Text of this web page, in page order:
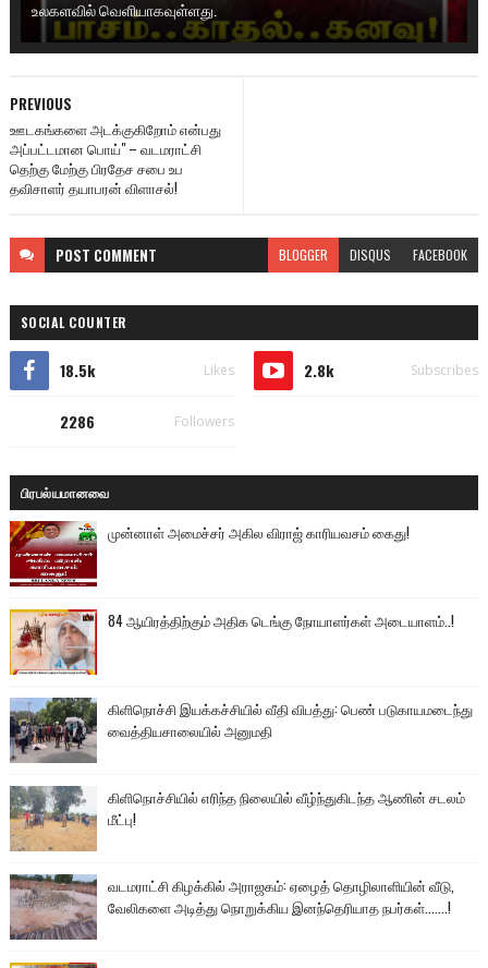
உலகளவில் வெளியாகவுள்ளது.
PREVIOUS
ஊடகங்களை அடக்குகிறோம் என்பது
அப்பட்டமான பொய்" – வடமராட்சி
தெற்கு மேற்கு பிரதேச சபை உப
தவிசாளர் தயாபரன் விளாசல்!
POST COMMENT BLOGGER DISQUS FACEBOOK
SOCIAL COUNTER
18.5k Likes 2.8k Subscribes
2286 Followers
பிரபல்யமானவை
முன்னாள் அமைச்சர் அகில விராஜ் காரியவசம் கைது!
84 ஆயிரத்திற்கும் அதிக டெங்கு நோயாளர்கள் அடையாளம்..!
கிளிநொச்சி இயக்கச்சியில் வீதி விபத்து: பெண் படுகாயமடைந்து
வைத்தியசாலையில் அனுமதி
கிளிநொச்சியில் எரிந்த நிலையில் வீழ்ந்துகிடந்த ஆணின் சடலம்
மீட்பு!
வடமராட்சி கிழக்கில் அராஜகம்: ஏழைத் தொழிலாளியின் வீடு,
வேலிகளை அடித்து நொறுக்கிய இனந்தெரியாத நபர்கள்.......!